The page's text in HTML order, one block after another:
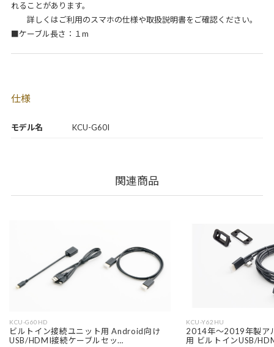
モデル名 KCU-G60I
れることがあります。
詳しくはご利用のスマホの仕様や取扱説明書をご確認ください。
■ケーブル長さ：１m
仕様
関連商品
KCU-G60HD
ビルトイン接続ユニット用 Android向け
USB/HDMI接続ケーブルセッ…
KCU-Y62HU
2014年～2019年製ア
用 ビルトインUSB/